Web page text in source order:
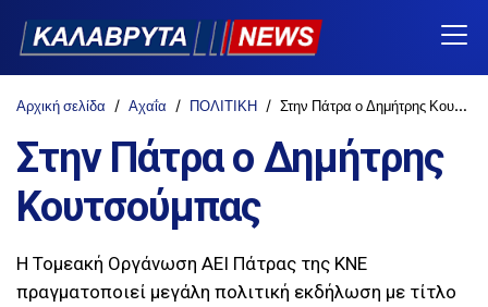
Αρχική σελίδα Αχαΐα ΠΟΛΙΤΙΚΗ Στην Πάτρα ο Δημήτρης Κουτσούμπας
Στην Πάτρα ο Δημήτρης
Κουτσούμπας
Η Τομεακή Οργάνωση ΑΕΙ Πάτρας της ΚΝΕ
πραγματοποιεί μεγάλη πολιτική εκδήλωση με τίτλο